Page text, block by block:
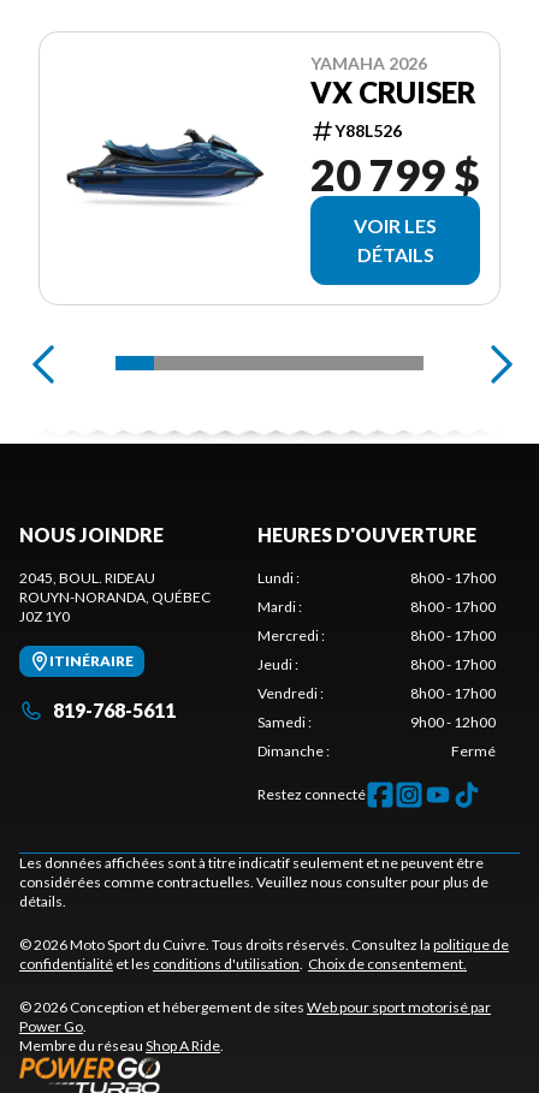
YAMAHA 2026
VX CRUISER
Y88L526
20 799 $
VOIR LES
DÉTAILS
NOUS JOINDRE
2045, BOUL. RIDEAU
ROUYN-NORANDA, QUÉBEC
J0Z 1Y0
ITINÉRAIRE
819-768-5611
HEURES D'OUVERTURE
Lundi:
8h00 - 17h00
Mardi:
8h00 - 17h00
Mercredi:
8h00 - 17h00
Jeudi:
8h00 - 17h00
Vendredi:
8h00 - 17h00
Samedi:
9h00 - 12h00
Dimanche: Fermé
Restez connecté
Les données affichées sont à titre indicatif seulement et ne peuvent être
considérées comme contractuelles. Veuillez nous consulter pour plus de
détails.
© 2026 Moto Sport du Cuivre. Tous droits réservés. Consultez la politique de
confidentialité et les conditions d'utilisation. Choix de consentement.
© 2026 Conception et hébergement de sites Web pour sport motorisé par
Power Go.
Membre du réseau Shop A Ride.